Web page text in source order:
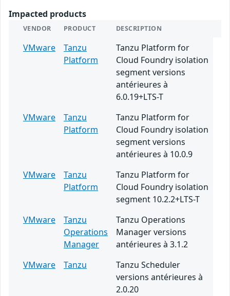
Impacted products
VENDOR PRODUCT DESCRIPTION
VMware
Tanzu
Platform
Tanzu Platform for
Cloud Foundry isolation
segment versions
antérieures à
6.0.19+LTS-T
VMware
Tanzu
Platform
Tanzu Platform for
Cloud Foundry isolation
segment versions
antérieures à 10.0.9
VMware
Tanzu
Platform
Tanzu Platform for
Cloud Foundry isolation
segment 10.2.2+LTS-T
VMware
Tanzu
Operations
Manager
Tanzu Operations
Manager versions
antérieures à 3.1.2
VMware
Tanzu
Tanzu Scheduler
versions antérieures à
2.0.20